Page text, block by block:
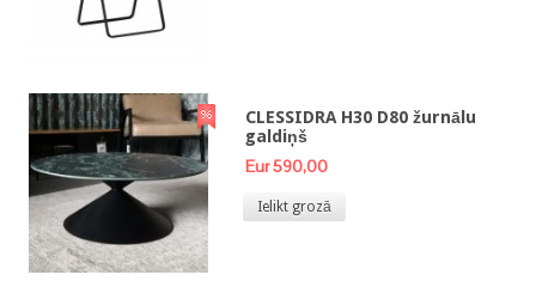
CLESSIDRA H30 D80 žurnālu
galdiņš
Eur 590,00
Ielikt grozā